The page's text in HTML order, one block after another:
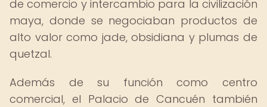
de comercio y intercambio para la civilización
maya, donde se negociaban productos de
alto valor como jade, obsidiana y plumas de
quetzal.
Además de su función como centro
comercial, el Palacio de Cancuén también